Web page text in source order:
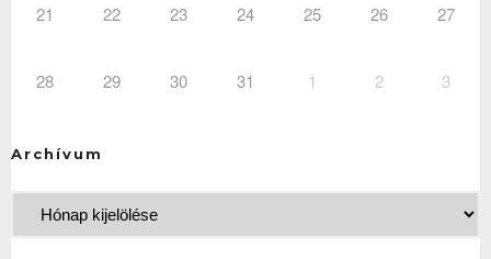
21 22 23 24 25 26 27
28 29 30 31 1 2 3
Archívum